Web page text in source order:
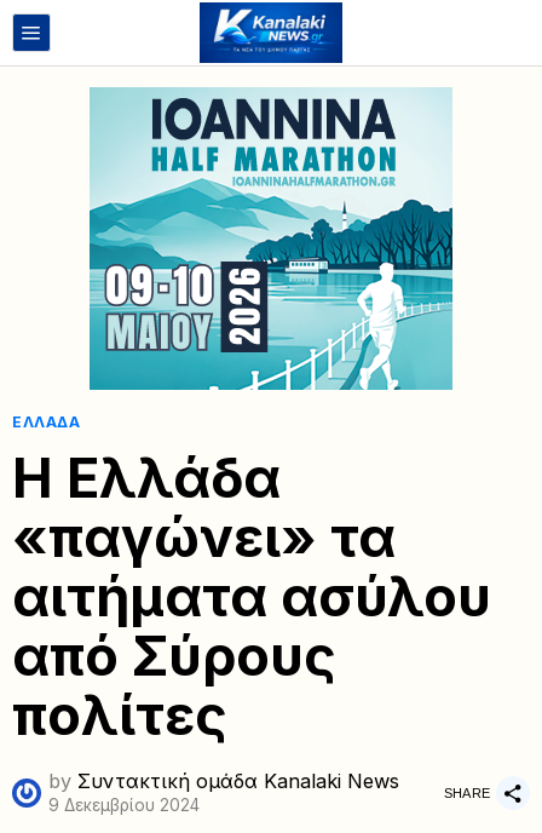
ΕΛΛΆΔΑ
Η Ελλάδα
«παγώνει» τα
αιτήματα ασύλου
από Σύρους
πολίτες
by Συντακτική ομάδα Kanalaki News
9 Δεκεμβρίου 2024
SHARE